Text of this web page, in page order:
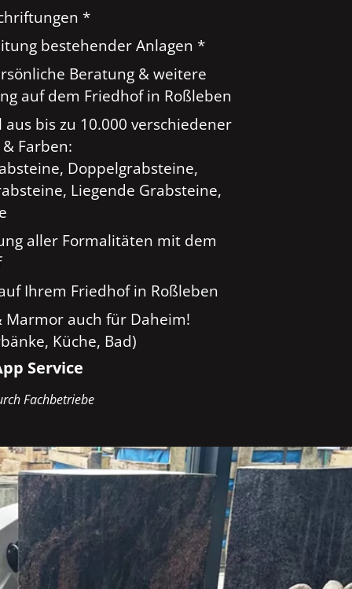
*
bestehender Anlagen *
Beratung & weitere
auf dem Friedhof in Roßleben
aus bis zu 10.000 verschiedener
Farben:
Doppelgrabsteine,
Liegende Grabsteine,
aller Formalitäten mit dem
Ihrem Friedhof in Roßleben
Marmor auch für Daheim!
Küche, Bad)
Service
Fachbetriebe